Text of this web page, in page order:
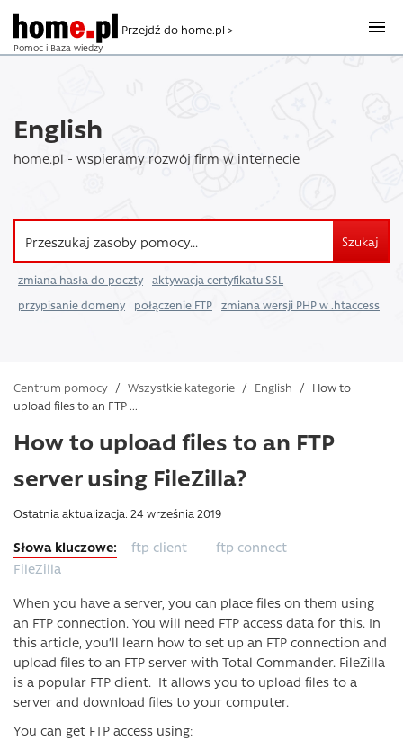
Pomoc i Baza wiedzy
Przejdź do home.pl >
English
home.pl - wspieramy rozwój firm w internecie
Szukaj
zmiana hasła do poczty
aktywacja certyfikatu SSL
przypisanie domeny
połączenie FTP zmiana wersji PHP w .htaccess
Centrum pomocy / Wszystkie kategorie / English / How to
upload files to an FTP ...
How to upload files to an FTP
server using FileZilla?
Ostatnia aktualizacja: 24 września 2019
ftp client
ftp connect
FileZilla
When you have a server, you can place files on them using
an FTP connection. You will need FTP access data for this. In
this article, you’ll learn how to set up an FTP connection and
upload files to an FTP server with Total Commander. FileZilla
is a popular FTP client. It allows you to upload files to a
server and download files to your computer.
You can get FTP access using: